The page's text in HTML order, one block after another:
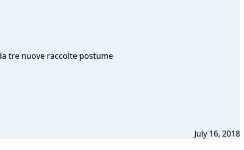
tre nuove raccolte postume
July 16, 2018